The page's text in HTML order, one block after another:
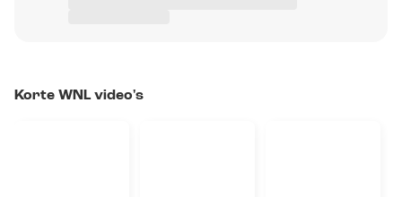
Korte WNL video's